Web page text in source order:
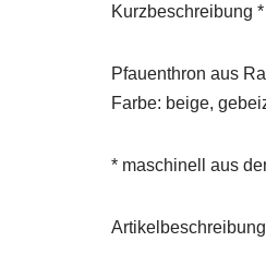
Kurzbeschreibung *
Pfauenthron aus
Farbe: beige,
* maschinell aus